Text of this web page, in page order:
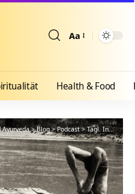
Aa
Health & Food
Ayurveda>Blog>Podcast>Tägl. Inspiration